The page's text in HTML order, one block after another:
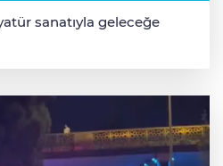
sanatıyla geleceğe